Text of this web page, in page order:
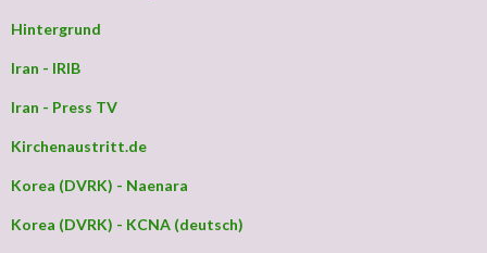
Hintergrund
Iran - IRIB
Iran - Press TV
Kirchenaustritt.de
Korea (DVRK) - Naenara
Korea (DVRK) - KCNA (deutsch)